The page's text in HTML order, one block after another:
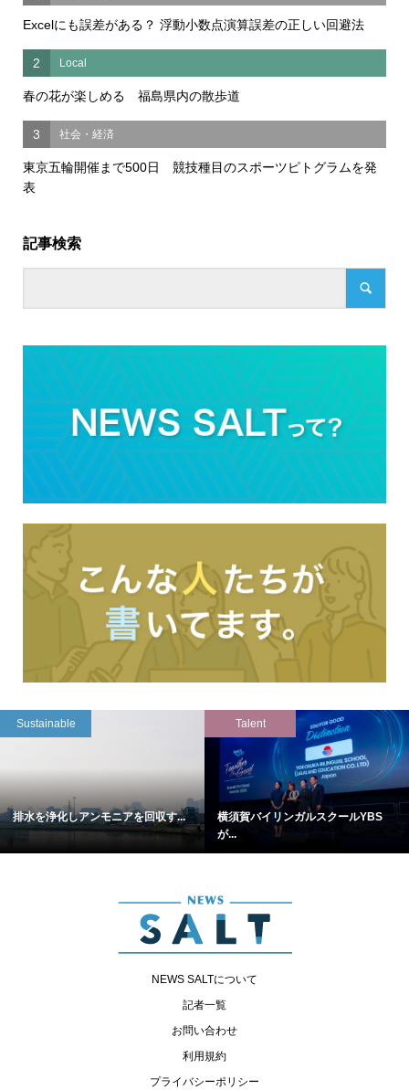
Excelにも誤差がある？ 浮動小数点演算誤差の正しい回避法
2 Local
春の花が楽しめる 福島県内の散歩道
3 社会・経済
東京五輪開催まで500日 競技種目のスポーツピトグラムを発
表
記事検索
Sustainable
排水を浄化しアンモニアを回収す...
Talent
横須賀バイリンガルスクールYBS
が...
NEWS SALTについて
記者一覧
お問い合わせ
利用規約
プライバシーポリシー